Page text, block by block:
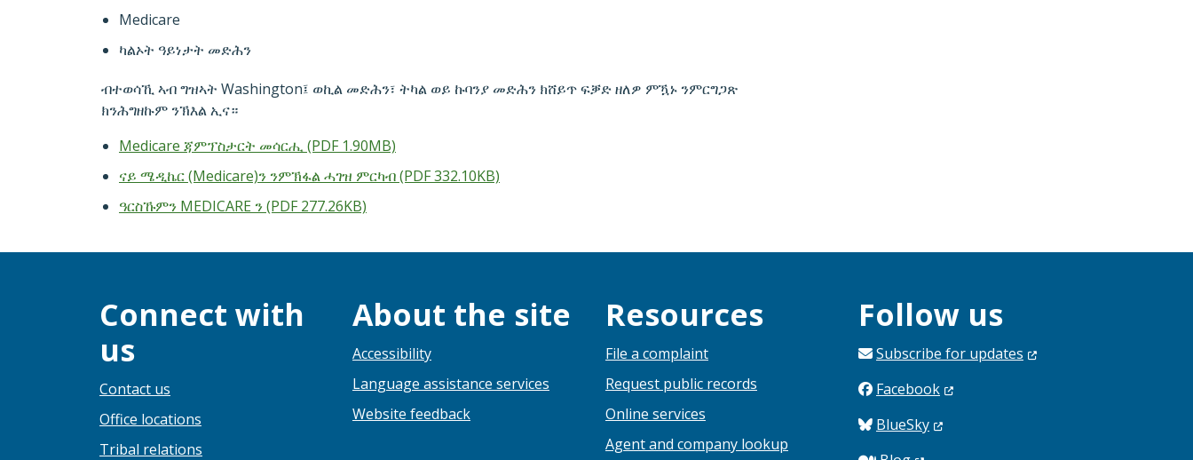
Medicare
ካልኦት ዓይነታት መድሕን
ብተወሳኺ ኣብ ግዝኣት Washington፤ ወኪል መድሕን፣ ትካል ወይ ኩባንያ መድሕን ክሸይጥ ፍቓድ ዘለዎ ምዃኑ ንምርግጋጽ
ክንሕግዘኩም ንኽእል ኢና።
Medicare ጃምፕስታርት መሳርሒ (PDF 1.90MB)
ናይ ሜዲኬር (Medicare)ን ንምኽፋል ሓገዝ ምርካብ (PDF 332.10KB)
ዓርስኹምን MEDICARE ን (PDF 277.26KB)
Connect with
us
Contact us
Office locations
Tribal relations
About the site
Accessibility
Language assistance services
Website feedback
Resources
File a complaint
Request public records
Online services
Agent and company lookup
Follow us
Subscribe for updates
Facebook
BlueSky